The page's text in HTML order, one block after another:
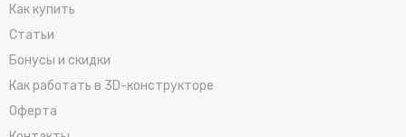
Как купить
Статьи
Бонусы и скидки
Как работать в 3D-конструкторе
Оферта